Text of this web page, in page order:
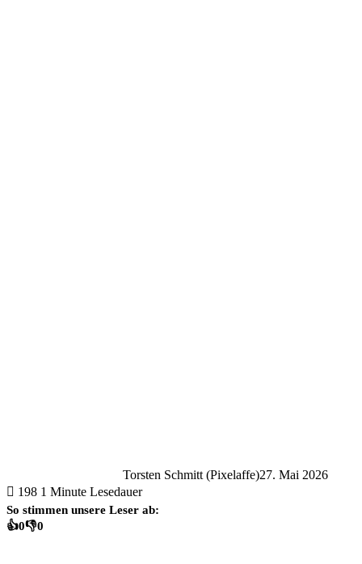
Torsten Schmitt (Pixelaffe)27. Mai 2026
198 1 Minute Lesedauer
So stimmen unsere Leser ab:
👍0👎0